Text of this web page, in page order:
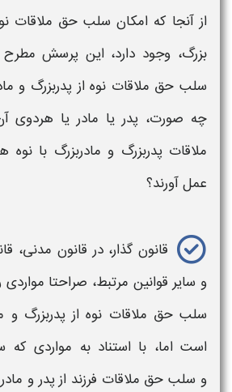
از آنجا که امکان سلب حق ملاقات
بزرگ، وجود دارد، این پرسش مطرح
سلب حق ملاقات نوه از پدربزرگ و
چه صورت، پدر یا مادر یا هردوی
ملاقات پدربزرگ و مادربزرگ با نوه
عمل آورند؟
قانون گذار، در قانون مدنی،
و سایر قوانین مرتبط، صراحتا
سلب حق ملاقات نوه از پدربزرگ و
است اما، با استناد به مواردی
و سلب حق ملاقات فرزند از پدر و مادر